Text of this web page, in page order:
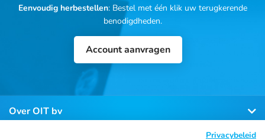
Eenvoudig herbestellen: Bestel met één klik uw terugkerende
benodigdheden.
Account aanvragen
Over OIT bv
Privacybeleid